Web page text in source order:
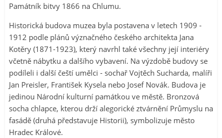
Památník bitvy 1866 na Chlumu.
Historická budova muzea byla postavena v letech 1909 -
1912 podle plánů význačného českého architekta Jana
Kotěry (1871-1923), který navrhl také všechny její interiéry
včetně nábytku a dalšího vybavení. Na výzdobě budovy se
podíleli i další čeští umělci - sochař Vojtěch Sucharda, malíři
Jan Preisler, František Kysela nebo Josef Novák. Budova je
jedinou Národní kulturní památkou ve městě. Bronzová
socha chlapce, kterou drží alegorické ztvárnění Průmyslu na
fasádě (druhá představuje Historii), symbolizuje město
Hradec Králové.